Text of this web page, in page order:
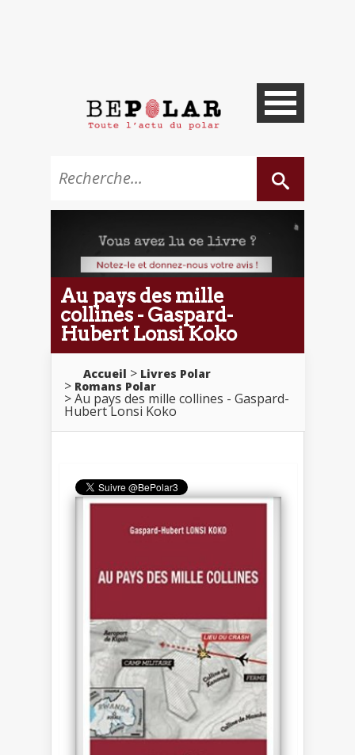
Au pays des mille
collines - Gaspard-
Hubert Lonsi Koko
Accueil
Livres Polar
Romans Polar
Au pays des mille collines - Gaspard-
Hubert Lonsi Koko